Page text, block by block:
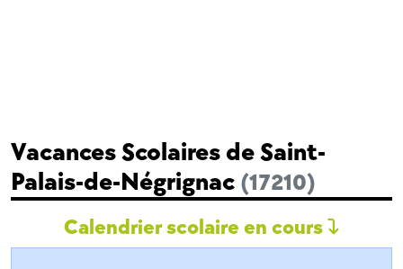
Vacances Scolaires de Saint-
Palais-de-Négrignac (17210)
Calendrier scolaire en cours